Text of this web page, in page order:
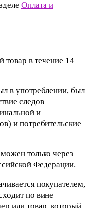
Оплата и
в течение 14
в употреблении, был
следов
и
и потребительские
только через
Федерации.
покупателем,
по вине
или товар, который